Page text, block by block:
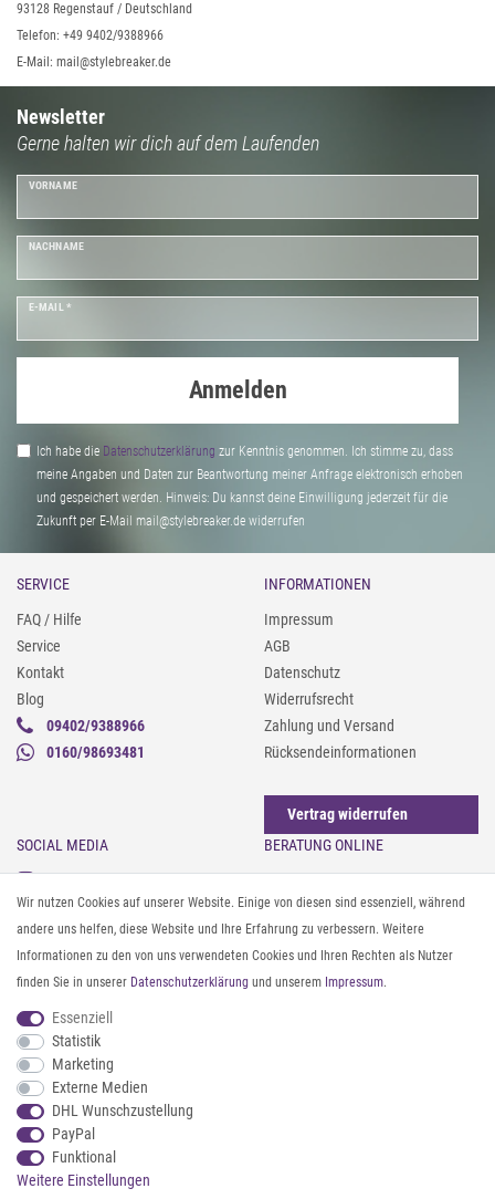
93128 Regenstauf / Deutschland
Telefon: +49 9402/9388966
E-Mail: mail@stylebreaker.de
Newsletter
Gerne halten wir dich auf dem Laufenden
VORNAME
NACHNAME
E-MAIL *
Anmelden
Ich habe die Daten­schutz­erklärung zur Kenntnis genommen. Ich stimme zu, dass
meine Angaben und Daten zur Beantwortung meiner Anfrage elektronisch erhoben
und gespeichert werden. Hinweis: Du kannst deine Einwilligung jederzeit für die
Zukunft per E-Mail mail@stylebreaker.de widerrufen
SERVICE
FAQ / Hilfe
Service
Kontakt
Blog
09402/9388966
0160/98693481
INFORMATIONEN
Impressum
AGB
Datenschutz
Widerrufsrecht
Zahlung und Versand
Rücksendeinformationen
Vertrag widerrufen
SOCIAL MEDIA
Instagram
Facebook
Pinterest
Twitter
Youtube
Threads
BERATUNG ONLINE
Gürtel messen & kürzen
Sonnenbrillen & UV-Schutz
Textilpflege
Textil- und Material-Guide
Geldbörse richtig organisieren
ZAHLUNG & VERSAND
Wir nutzen Cookies auf unserer Website. Einige von diesen sind essenziell, während
andere uns helfen, diese Website und Ihre Erfahrung zu verbessern. Weitere
Informationen zu den von uns verwendeten Cookies und Ihren Rechten als Nutzer
finden Sie in unserer Daten­schutz­erklärung und unserem Impressum.
Essenziell
Statistik
Marketing
Externe Medien
DHL Wunschzustellung
PayPal
Funktional
Weitere Einstellungen